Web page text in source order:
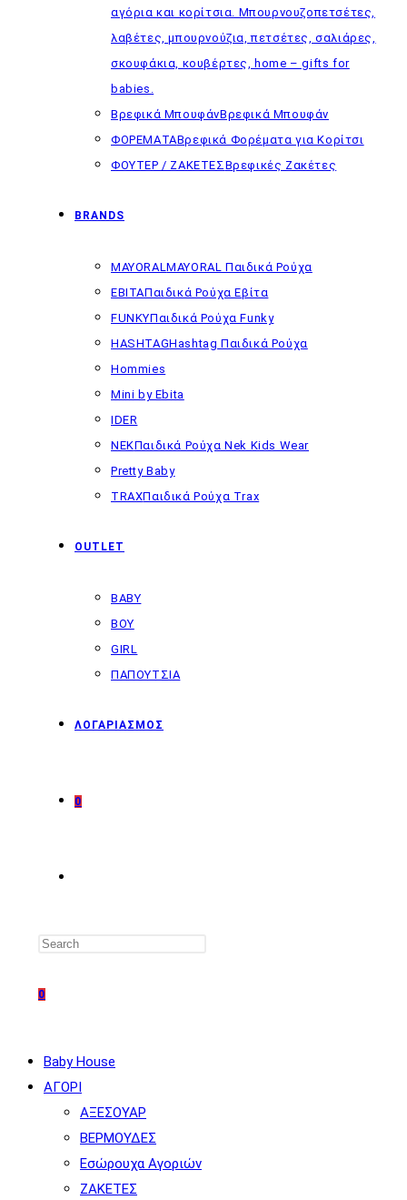
αγόρια και κορίτσια. Μπουρνουζοπετσέτες,
λαβέτες, μπουρνούζια, πετσέτες, σαλιάρες,
σκουφάκια, κουβέρτες, home – gifts for
babies.
Βρεφικά ΜπουφάνΒρεφικά Μπουφάν
ΦΟΡΕΜΑΤΑΒρεφικά Φορέματα για Κορίτσι
ΦΟΥΤΕΡ / ΖΑΚΕΤΕΣΒρεφικές Ζακέτες
BRANDS
MAYORALMAYORAL Παιδικά Ρούχα
EBITAΠαιδικά Ρούχα Εβίτα
FUNKYΠαιδικά Ρούχα Funky
HASHTAGHashtag Παιδικά Ρούχα
Hommies
Mini by Ebita
IDER
NEKΠαιδικά Ρούχα Nek Kids Wear
Pretty Baby
TRAXΠαιδικά Ρούχα Trax
OUTLET
BABY
BOY
GIRL
ΠΑΠΟΥΤΣΙΑ
ΛΟΓΑΡΙΑΣΜΟΣ
0
0
Baby House
ΑΓΟΡΙ
ΑΞΕΣΟΥΑΡ
ΒΕΡΜΟΥΔΕΣ
Εσώρουχα Αγοριών
ΖΑΚΕΤΕΣ